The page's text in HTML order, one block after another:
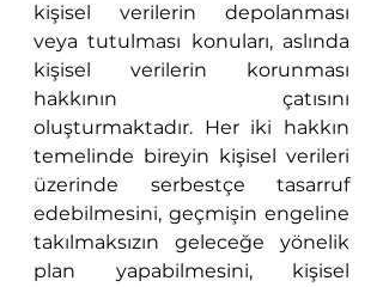
kişisel verilerin depolanması
veya tutulması konuları, aslında
kişisel verilerin korunması
hakkının çatısını
oluşturmaktadır. Her iki hakkın
temelinde bireyin kişisel verileri
üzerinde serbestçe tasarruf
edebilmesini, geçmişin engeline
takılmaksızın geleceğe yönelik
plan yapabilmesini, kişisel